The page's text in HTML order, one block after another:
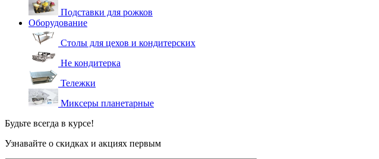
Подставки для рожков
Оборудование
Столы для цехов и кондитерских
Не кондитерка
Тележки
Миксеры планетарные
Будьте всегда в курсе!
Узнавайте о скидках и акциях первым